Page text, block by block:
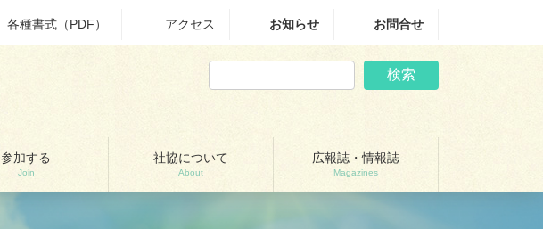
各種書式（PDF） アクセス お知らせ お問合せ
検索
参加する
Join
社協について
About
広報誌・情報誌
Magazines